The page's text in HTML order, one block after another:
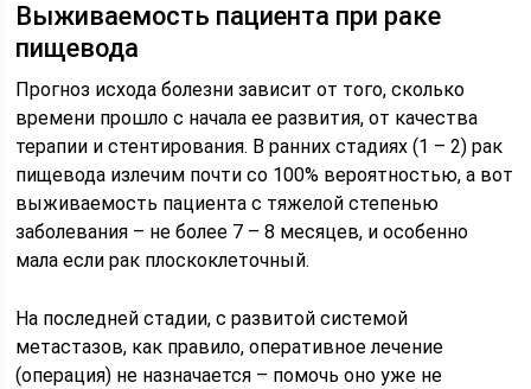
Выживаемость пациента при раке
пищевода
Прогноз исхода болезни зависит от того, сколько
времени прошло с начала ее развития, от качества
терапии и стентирования. В ранних стадиях (1 – 2) рак
пищевода излечим почти со 100% вероятностью, а вот
выживаемость пациента с тяжелой степенью
заболевания – не более 7 – 8 месяцев, и особенно
мала если рак плоскоклеточный.
На последней стадии, с развитой системой
метастазов, как правило, оперативное лечение
(операция) не назначается – помочь оно уже не